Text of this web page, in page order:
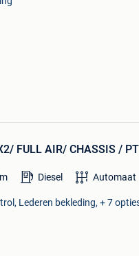
FULL AIR/ CHASSIS /
Diesel Automaat
Lederen bekleding, + 7